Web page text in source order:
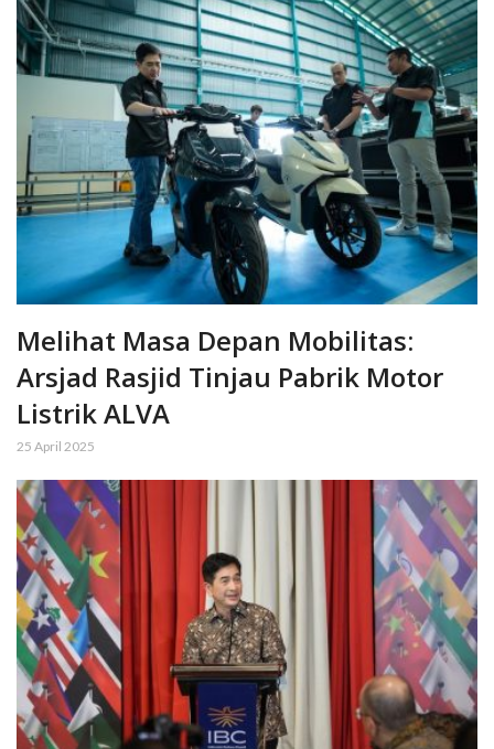
Melihat Masa Depan Mobilitas:
Arsjad Rasjid Tinjau Pabrik Motor
Listrik ALVA
25 April 2025